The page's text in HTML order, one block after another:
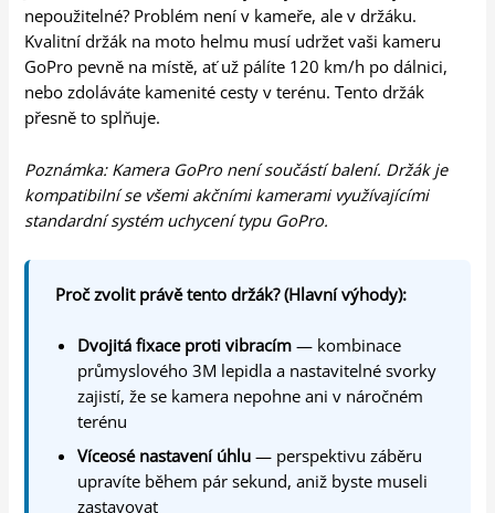
nepoužitelné? Problém není v kameře, ale v držáku.
Kvalitní držák na moto helmu musí udržet vaši kameru
GoPro pevně na místě, ať už pálíte 120 km/h po dálnici,
nebo zdoláváte kamenité cesty v terénu. Tento držák
přesně to splňuje.
Poznámka: Kamera GoPro není součástí balení. Držák je
kompatibilní se všemi akčními kamerami využívajícími
standardní systém uchycení typu GoPro.
Proč zvolit právě tento držák? (Hlavní výhody):
Dvojitá fixace proti vibracím — kombinace
průmyslového 3M lepidla a nastavitelné svorky
zajistí, že se kamera nepohne ani v náročném
terénu
Víceosé nastavení úhlu — perspektivu záběru
upravíte během pár sekund, aniž byste museli
zastavovat